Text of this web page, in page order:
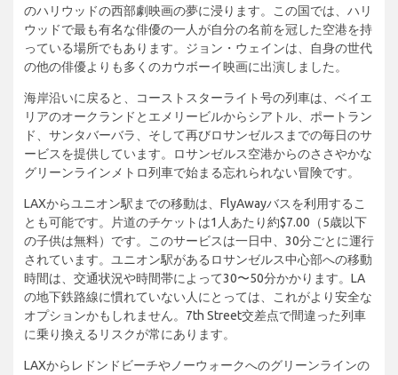
のハリウッドの西部劇映画の夢に浸ります。この国では、ハリ
ウッドで最も有名な俳優の一人が自分の名前を冠した空港を持
っている場所でもあります。ジョン・ウェインは、自身の世代
の他の俳優よりも多くのカウボーイ映画に出演しました。
海岸沿いに戻ると、コーストスターライト号の列車は、ベイエ
リアのオークランドとエメリービルからシアトル、ポートラン
ド、サンタバーバラ、そして再びロサンゼルスまでの毎日のサ
ービスを提供しています。ロサンゼルス空港からのささやかな
グリーンラインメトロ列車で始まる忘れられない冒険です。
LAXからユニオン駅までの移動は、FlyAwayバスを利用するこ
とも可能です。片道のチケットは1人あたり約$7.00（5歳以下
の子供は無料）です。このサービスは一日中、30分ごとに運行
されています。ユニオン駅があるロサンゼルス中心部への移動
時間は、交通状況や時間帯によって30〜50分かかります。LA
の地下鉄路線に慣れていない人にとっては、これがより安全な
オプションかもしれません。7th Street交差点で間違った列車
に乗り換えるリスクが常にあります。
LAXからレドンドビーチやノーウォークへのグリーンラインの